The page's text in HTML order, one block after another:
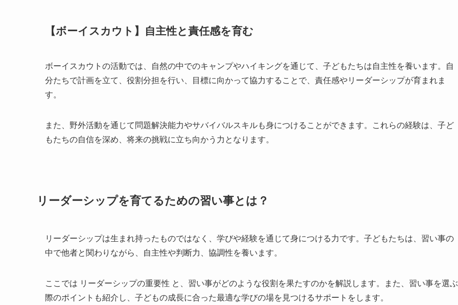
【ボーイスカウト】自主性と責任感を育む
ボーイスカウトの活動では、自然の中でのキャンプやハイキングを通じて、子どもたちは自主性を養います。自
分たちで計画を立て、役割分担を行い、目標に向かって協力することで、責任感やリーダーシップが育まれま
す。
また、野外活動を通じて問題解決能力やサバイバルスキルも身につけることができます。これらの経験は、子ど
もたちの自信を深め、将来の挑戦に立ち向かう力となります。
リーダーシップを育てるための習い事とは？
リーダーシップは生まれ持ったものではなく、学びや経験を通じて身につける力です。子どもたちは、習い事の
中で他者と関わりながら、自主性や判断力、協調性を養います。
ここでは リーダーシップの重要性 と、習い事がどのような役割を果たすのかを解説します。また、習い事を選ぶ
際のポイントも紹介し、子どもの成長に合った最適な学びの場を見つけるサポートをします。